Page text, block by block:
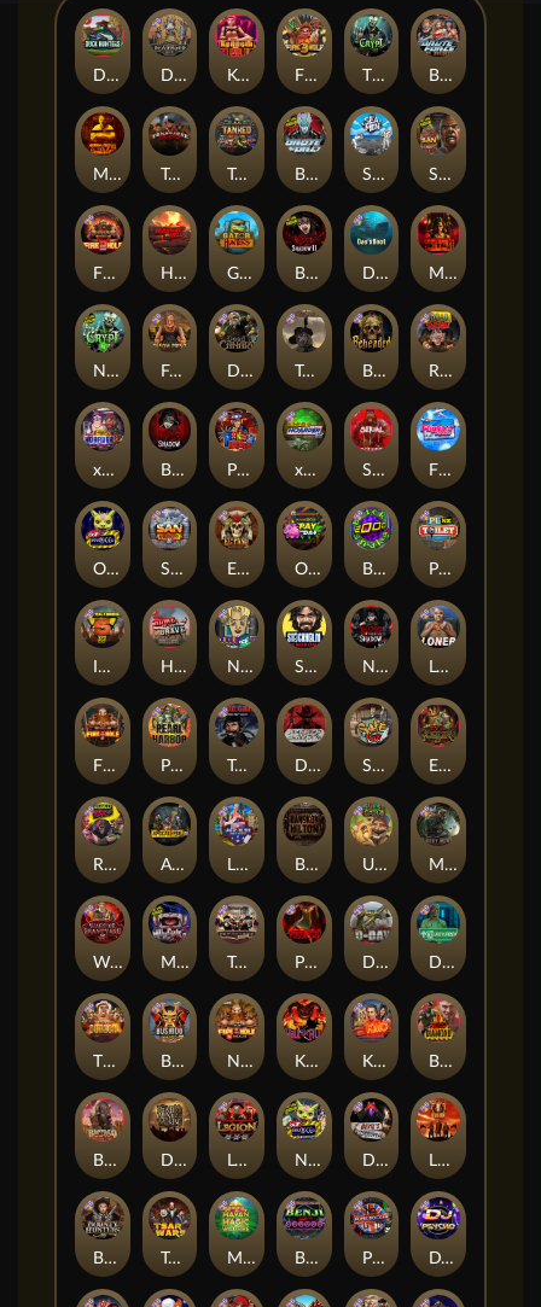
Nexus Blood & Shadow
Seamen
Kill Em All Blood Diamond
Duck Hunters Fire in the Hole 3
Dead, Dead, or Deader
Nexus Fire In The Hole xBomb
Highway to Hell
Dead Men Walking
Tsar Wars
Brute Force
Home of the Brave
Mental 2
Tombstone Slaughter San Quentin 2: Death Row
Blood & Shadow
Blood & Shadow 2
Mental
Munchies
Skate or Die
Stockholm Syndrome
The Crypt
Apocalypse Super xNudge
Outsourced
Punk Rocker 2
Deadwood R.I.P
Beheaded
Bangkok Hilton
Brute Force: Alien Onslaught
Nexus Outsourced
Nexus The Crypt
Gator Hunters
Loner
Kenneth Must Die
Tombstone RIP
Fire in the Hole 2
Outsourced: Payday
Tanked
Fire In The Hole xBomb
Tombstone No Mercy
Folsom Prison
Roadkill
Das xBoot
Kiss My Chainsaw
Road Rage
xWays Hoarder 2
Nine To Five
Bounty Hunters xNudge®
El Pasa Gunfight xNudge
Land of the Free
Brick Snake 2000
Warrior Graveyard xNudge
Flight Mode
Little Bighorn
Benji Killed in Vegas
Devil's Crossroad
Evil Goblins xBomb
San Quentin xWays
Serial
Mayan Magic Wildfire
Punk Toilet
Possessed
Legion X
Disturbed
DJ Psycho
Buffalo Hunter
Punk Rocker
Pearl Harbor
Infectious 5 xWays
Dead Canary
Misery Mining
True Grit Redemption
xWays Hoarder xSplit
Bushido Way xNudge
D Day
The Border
Ugliest Catch